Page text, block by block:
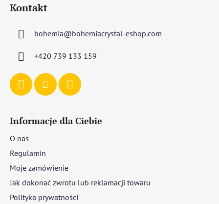
Kontakt
bohemia@bohemiacrystal-eshop.com
+420 739 133 159
Informacje dla Ciebie
O nas
Regulamin
Moje zamówienie
Jak dokonać zwrotu lub reklamacji towaru
Polityka prywatności